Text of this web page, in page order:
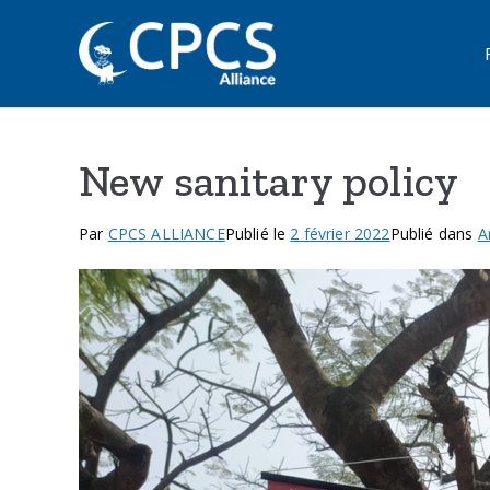
CPCS
Child Protection
New sanitary policy
Par CPCS ALLIANCEPublié le 2 février 2022Publié dans